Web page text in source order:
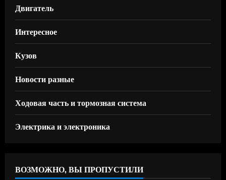
Двигатель
Интересное
Кузов
Новости разные
Ходовая часть и тормозная система
Электрика и электроника
ВОЗМОЖНО, ВЫ ПРОПУСТИЛИ